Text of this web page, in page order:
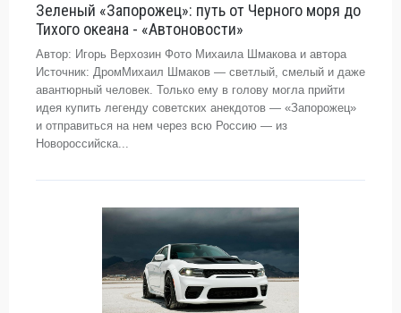
Зеленый «Запорожец»: путь от Черного моря до
Тихого океана - «Автоновости»
Автор: Игорь Верхозин Фото Михаила Шмакова и автора
Источник: ДромМихаил Шмаков — светлый, смелый и даже
авантюрный человек. Только ему в голову могла прийти
идея купить легенду советских анекдотов — «Запорожец»
и отправиться на нем через всю Россию — из
Новороссийска...